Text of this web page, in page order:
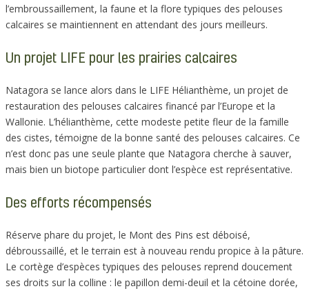
l’embroussaillement, la faune et la flore typiques des pelouses
calcaires se maintiennent en attendant des jours meilleurs.
Un projet LIFE pour les prairies calcaires
Natagora se lance alors dans le LIFE Hélianthème, un projet de
restauration des pelouses calcaires financé par l’Europe et la
Wallonie. L’hélianthème, cette modeste petite fleur de la famille
des cistes, témoigne de la bonne santé des pelouses calcaires. Ce
n’est donc pas une seule plante que Natagora cherche à sauver,
mais bien un biotope particulier dont l’espèce est représentative.
Des efforts récompensés
Réserve phare du projet, le Mont des Pins est déboisé,
débroussaillé, et le terrain est à nouveau rendu propice à la pâture.
Le cortège d’espèces typiques des pelouses reprend doucement
ses droits sur la colline : le papillon demi-deuil et la cétoine dorée,